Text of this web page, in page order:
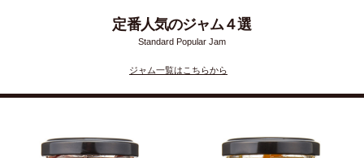
定番人気のジャム４選
Standard Popular Jam
ジャム一覧はこちらから